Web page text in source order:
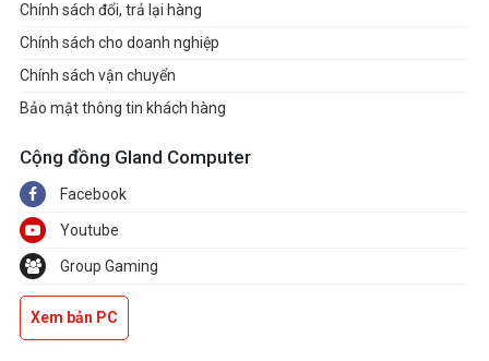
Chính sách đổi, trả lại hàng
Chính sách cho doanh nghiệp
Chính sách vận chuyển
Bảo mật thông tin khách hàng
Cộng đồng Gland Computer
Facebook
Youtube
Group Gaming
Xem bản PC